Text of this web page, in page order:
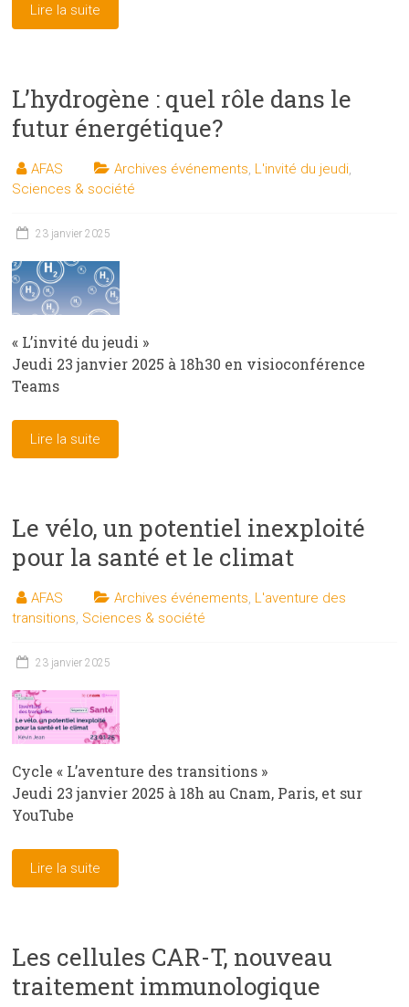
Lire la suite
L’hydrogène : quel rôle dans le
futur énergétique?
AFAS Archives événements, L'invité du jeudi,
Sciences & société
23 janvier 2025
« L’invité du jeudi »
Jeudi 23 janvier 2025 à 18h30 en visioconférence
Teams
Lire la suite
Le vélo, un potentiel inexploité
pour la santé et le climat
AFAS Archives événements, L'aventure des
transitions, Sciences & société
23 janvier 2025
Cycle « L’aventure des transitions »
Jeudi 23 janvier 2025 à 18h au Cnam, Paris, et sur
YouTube
Lire la suite
Les cellules CAR-T, nouveau
traitement immunologique